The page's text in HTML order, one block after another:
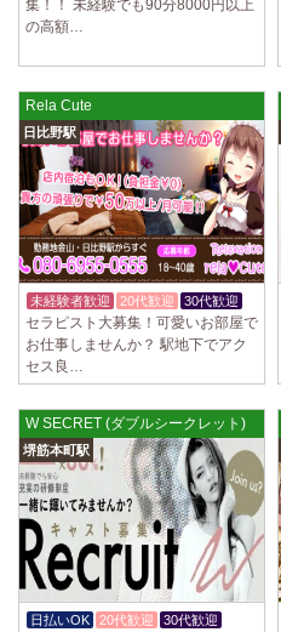
集！！ 未経験でも90分8000円以上
の高額…
Rela Cute
日比野駅
未経験者歓迎 20代歓迎 30代歓迎
セラピスト大募集！可愛いお部屋で
お仕事しませんか？ 駅地下でアク
セス良…
W SECRET (ダブルシークレット)
堺筋本町駅
日払いOK 20代歓迎 30代歓迎